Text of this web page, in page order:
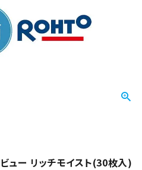
ュー リッチモイスト(30枚入)